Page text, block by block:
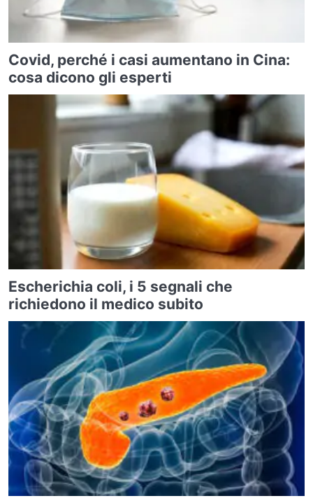
Covid, perché i casi aumentano in Cina:
cosa dicono gli esperti
Escherichia coli, i 5 segnali che
richiedono il medico subito